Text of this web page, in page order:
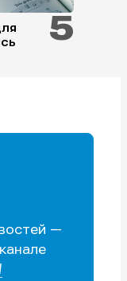
—